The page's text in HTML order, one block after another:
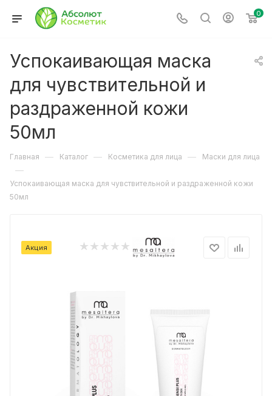
0
Успокаивающая маска
для чувствительной и
раздраженной кожи
50мл
Главная — Каталог — Косметика для лица — Маски для лица
—
Успокаивающая маска для чувствительной и раздраженной кожи
50мл
Акция